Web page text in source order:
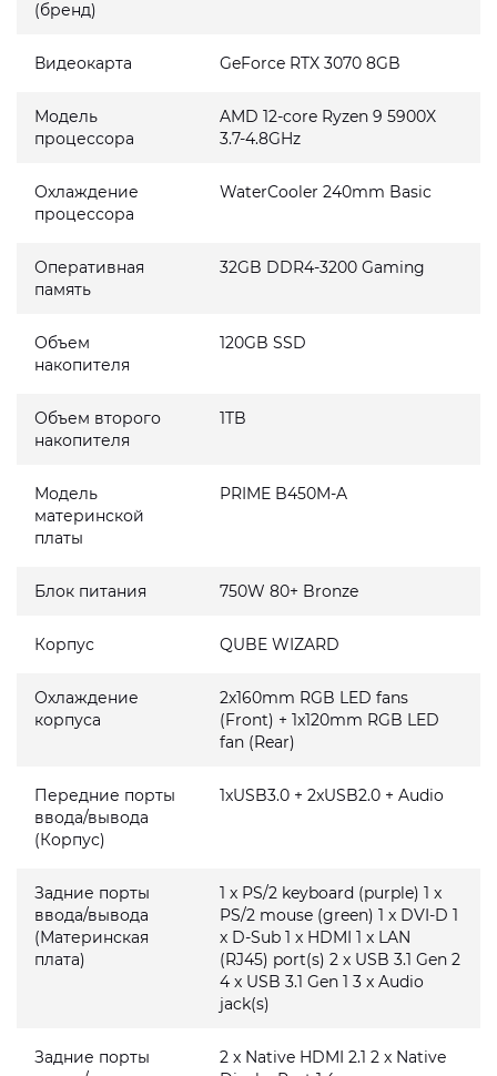
(бренд)
Видеокарта GeForce RTX 3070 8GB
Модель
процессора
AMD 12-core Ryzen 9 5900X
3.7-4.8GHz
Охлаждение
процессора
WaterCooler 240mm Basic
Оперативная
память
32GB DDR4-3200 Gaming
Объем
накопителя
120GB SSD
Объем второго
накопителя
1TB
Модель
материнской
платы
PRIME B450M-A
Блок питания 750W 80+ Bronze
Корпус QUBE WIZARD
Охлаждение
корпуса
2x160mm RGB LED fans
(Front) + 1x120mm RGB LED
fan (Rear)
Передние порты
ввода/вывода
(Корпус)
1xUSB3.0 + 2xUSB2.0 + Audio
Задние порты
ввода/вывода
(Материнская
плата)
1 x PS/2 keyboard (purple) 1 x
PS/2 mouse (green) 1 x DVI-D 1
x D-Sub 1 x HDMI 1 x LAN
(RJ45) port(s) 2 x USB 3.1 Gen 2
4 x USB 3.1 Gen 1 3 x Audio
jack(s)
Задние порты
2 x Native HDMI 2.1 2 x Native